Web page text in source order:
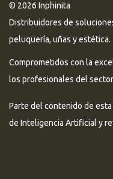
© 2026 Inphinita
Distribuidores de
peluquería, uñas y estética.
Comprometidos con la
los profesionales del
Parte del contenido de
de Inteligencia Artificial y